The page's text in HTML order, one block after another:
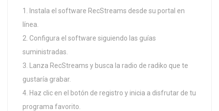
Instala el software RecStreams desde su portal en
línea.
Configura el software siguiendo las guías
suministradas.
Lanza RecStreams y busca la radio de radiko que te
gustaría grabar.
Haz clic en el botón de registro y inicia a disfrutar de tu
programa favorito.